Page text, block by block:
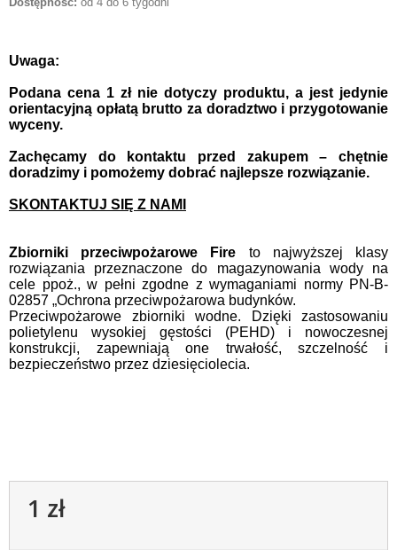
Uwaga:
Podana cena 1 zł nie dotyczy produktu, a jest jedynie
orientacyjną opłatą brutto za doradztwo i przygotowanie
wyceny.
Zachęcamy do kontaktu przed zakupem – chętnie
doradzimy i pomożemy dobrać najlepsze rozwiązanie.
SKONTAKTUJ SIĘ Z NAMI
Zbiorniki przeciwpożarowe Fire to najwyższej klasy
rozwiązania przeznaczone do magazynowania wody na
cele ppoż., w pełni zgodne z wymaganiami normy PN-B-
02857 „Ochrona przeciwpożarowa budynków.
Przeciwpożarowe zbiorniki wodne. Dzięki zastosowaniu
polietylenu wysokiej gęstości (PEHD) i nowoczesnej
konstrukcji, zapewniają one trwałość, szczelność i
bezpieczeństwo przez dziesięciolecia.
1 zł